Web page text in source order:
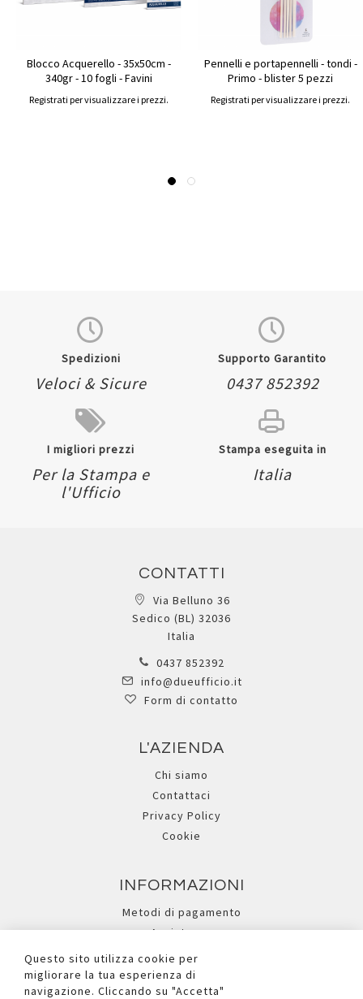
Blocco Acquerello - 35x50cm -
340gr - 10 fogli - Favini
Registrati per visualizzare i prezzi.
Pennelli e portapennelli - tondi -
Primo - blister 5 pezzi
Registrati per visualizzare i prezzi.
Spedizioni
Veloci & Sicure
Supporto Garantito
0437 852392
I migliori prezzi
Per la Stampa e
l'Ufficio
Stampa eseguita in
Italia
CONTATTI
Via Belluno 36
Sedico (BL) 32036
Italia
0437 852392
info@dueufficio.it
Form di contatto
L'AZIENDA
Chi siamo
Contattaci
Privacy Policy
Cookie
INFORMAZIONI
Metodi di pagamento
Assistenza
Ricerca avanzata
Questo sito utilizza cookie per
migliorare la tua esperienza di
navigazione. Cliccando su "Accetta"